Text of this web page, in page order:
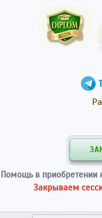
Помощь в приобретении
Закрываем